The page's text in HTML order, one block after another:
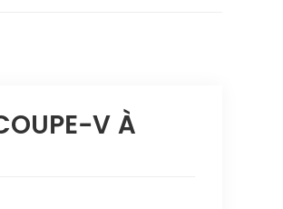
V À